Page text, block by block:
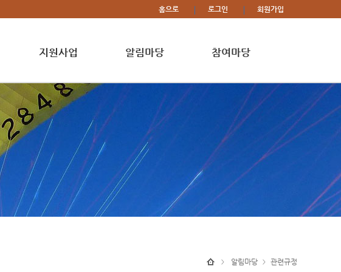
홈으로 로그인 회원가입
지원사업 알림마당 참여마당
> 알림마당 > 관련규정